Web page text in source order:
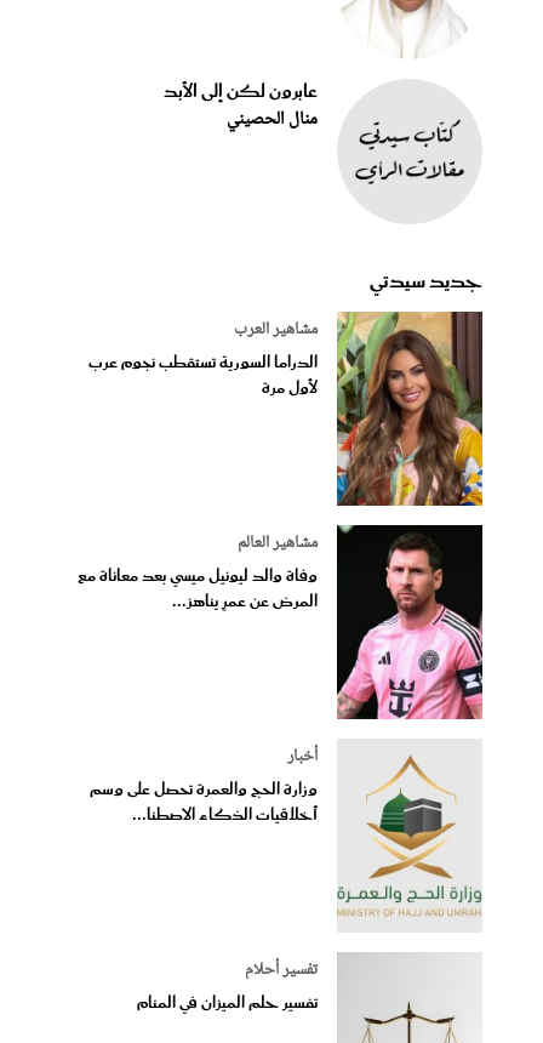
عابرون لكن إلى الأبد
منال الحصيني
جديد سيدتي
مشاهير العرب
الدراما السورية تستقطب نجوم عرب
لأول مرة
مشاهير العالم
وفاة والد ليونيل ميسي بعد معاناة مع
المرض عن عمرٍ يناهز...
أخبار
وزارة الحج والعمرة تحصل على وسم
أخلاقيات الذكاء الاصطنا...
تفسير أحلام
تفسير حلم الميزان في المنام